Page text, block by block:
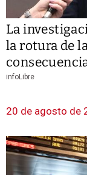
La
la rotura de
infoLibre
20 de agosto de